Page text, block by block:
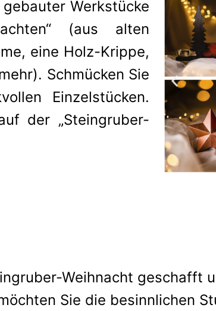
Werkstücke
(aus alten
eine Holz-Krippe,
Schmücken Sie
Einzelstücken.
der „Steingruber-
Weihnacht geschafft
Sie die besinnlichen